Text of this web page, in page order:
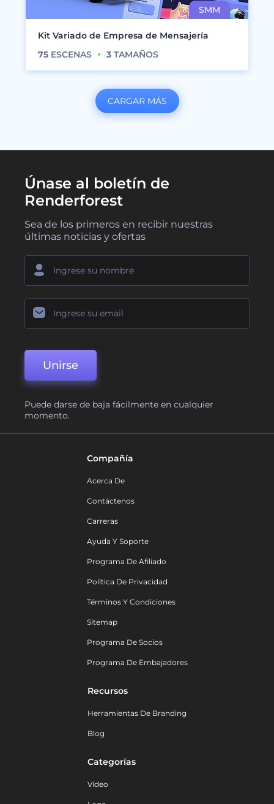
Kit Variado de Empresa de Mensajería
75 ESCENAS 3 TAMAÑOS
CARGAR MÁS
Únase al boletín de
Renderforest
Sea de los primeros en recibir nuestras
últimas noticias y ofertas
Unirse
Puede darse de baja fácilmente en cualquier
momento.
Compañía
Acerca De
Contáctenos
Carreras
Ayuda Y Soporte
Programa De Afiliado
Política De Privacidad
Términos Y Condiciones
Sitemap
Programa De Socios
Programa De Embajadores
Recursos
Herramientas De Branding
Blog
Categorías
Vídeo